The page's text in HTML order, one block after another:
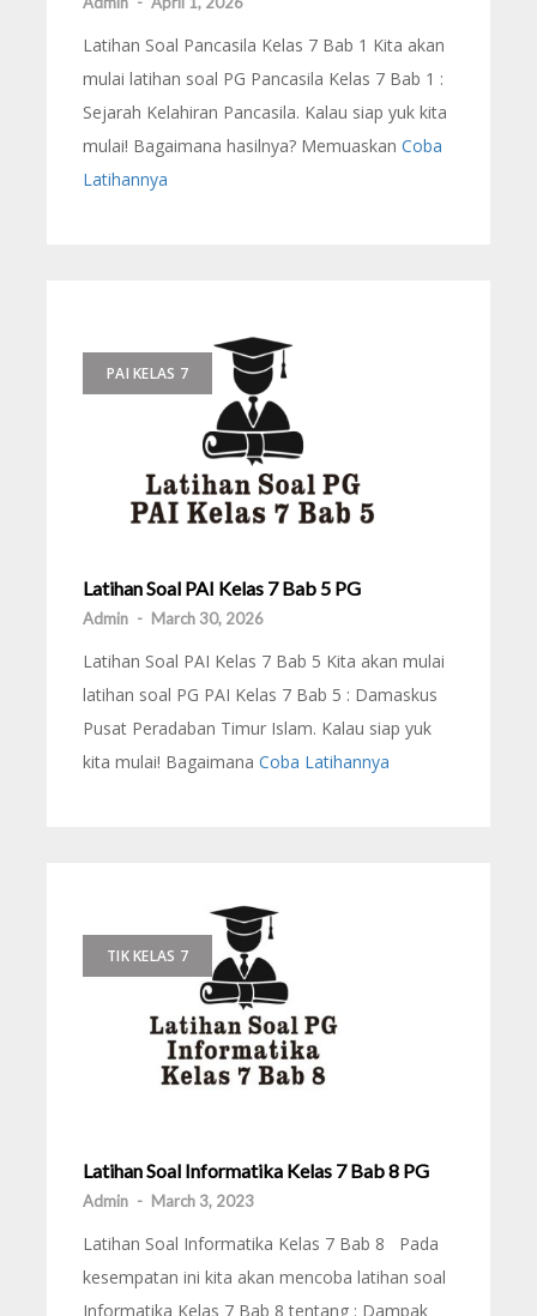
Latihan Soal Pancasila Kelas 7 Bab 1 Kita akan
mulai latihan soal PG Pancasila Kelas 7 Bab 1 :
Sejarah Kelahiran Pancasila. Kalau siap yuk kita
mulai! Bagaimana hasilnya? Memuaskan Coba
Latihannya
PAI KELAS 7
Latihan Soal PAI Kelas 7 Bab 5 PG
Admin - March 30, 2026
Latihan Soal PAI Kelas 7 Bab 5 Kita akan mulai
latihan soal PG PAI Kelas 7 Bab 5 : Damaskus
Pusat Peradaban Timur Islam. Kalau siap yuk
kita mulai! Bagaimana Coba Latihannya
TIK KELAS 7
Latihan Soal Informatika Kelas 7 Bab 8 PG
Admin - March 3, 2023
Latihan Soal Informatika Kelas 7 Bab 8 Pada
kesempatan ini kita akan mencoba latihan soal
Informatika Kelas 7 Bab 8 tentang : Dampak